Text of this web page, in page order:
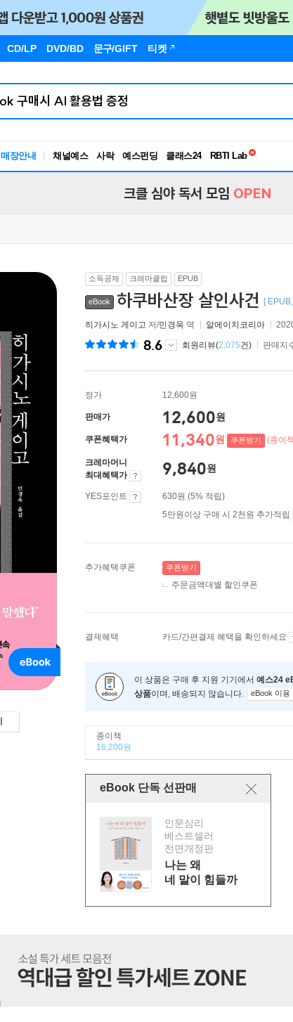
CD/LP DVD/BD 문구/GIFT 티켓
매장안내 채널예스 사락 예스펀딩 클래스24
RBTI Lab
독서유형검사
크클 심야 독서 모임 OPEN
소득공제 크레마클럽 EPUB
eBook 하쿠바산장 살인사건 [
히가시노 게이고 저/민경욱 역 알에이치코리아
8.6 회원리뷰(2,075건) 판매지
정가 12,600원
판매가 12,600원
쿠폰혜택가 11,340원 쿠폰받기 (종이
크레마머니
최대혜택가
9,840원
YES포인트
630원 (5% 적립)
5만원이상 구매 시 2천원 추가적립
추가혜택쿠폰 쿠폰받기
주문금액대별 할인쿠폰
결제혜택 카드/간편결제 혜택을 확인하세요
이 상품은 구매 후 지원 기기에서 예스24
상품이며, 배송되지 않습니다. eBook 이용
종이책
16,200원
eBook 단독 선판매
인문심리
베스트셀러
전면개정판
나는 왜
네 말이 힘들까